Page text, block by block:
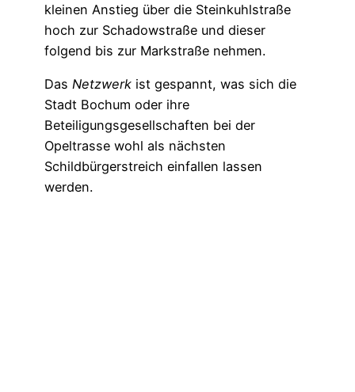
kleinen Anstieg über die Steinkuhlstraße
hoch zur Schadowstraße und dieser
folgend bis zur Markstraße nehmen.
Das Netzwerk ist gespannt, was sich die
Stadt Bochum oder ihre
Beteiligungsgesellschaften bei der
Opeltrasse wohl als nächsten
Schildbürgerstreich einfallen lassen
werden.